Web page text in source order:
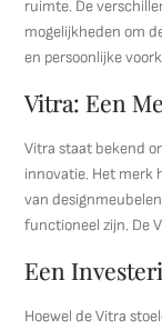
ruimte. De
mogelijkheden om
en persoonlijke
Vitra: Een
Vitra staat bekend
innovatie. Het merk
van
functioneel zijn. De
Een
Hoewel de Vitra